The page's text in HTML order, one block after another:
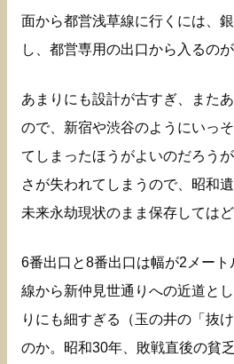
面から都営浅草線に行くには、
し、都営専用の出口から入るのが
あまりにも設計が古すぎ、また
ので、新宿や渋谷のようにいっ
てしまったほうがよいのだろう
さが失われてしまうので、昭和
未来永劫現状のまま保存してはど
6番出口と8番出口は幅が2メー
線から新仲見世通りへの近道と
りにも細すぎる（玉の井の「抜
のか。昭和30年、敗戦直後の貧